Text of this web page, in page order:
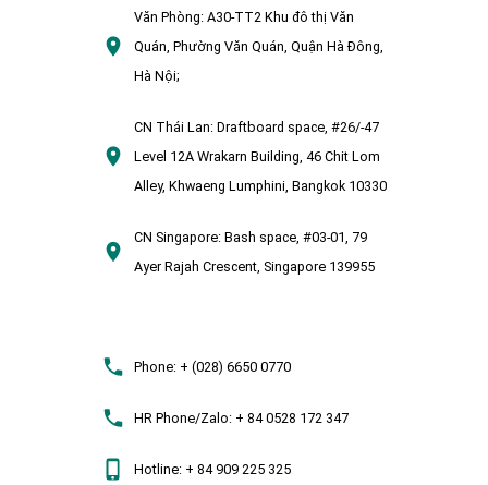
Văn Phòng:A30-TT2 Khu đô thị Văn
Quán, Phường Văn Quán, Quận Hà Đông,
Hà Nội;
CN Thái Lan: Draftboard space, #26/-47
Level 12A Wrakarn Building, 46 Chit Lom
Alley, Khwaeng Lumphini, Bangkok 10330
CN Singapore: Bash space, #03-01, 79
Ayer Rajah Crescent, Singapore 139955
Phone:+ (028) 6650 0770
HR Phone/Zalo:+ 84 0528 172 347
Hotline:+ 84 909 225 325